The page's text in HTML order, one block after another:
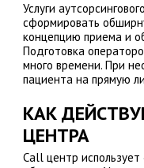
Услуги
сформировать
концепцию приема и
Подготовка
много времени. При
пациента на прямую
КАК
ЦЕНТРА
Сall центр использует